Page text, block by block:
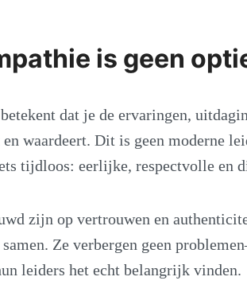
is geen
dat je de ervaringen,
waardeert. Dit is geen moderne
tijdloos: eerlijke, respectvolle en
zijn op vertrouwen en
Ze verbergen geen
leiders het echt belangrijk vinden.